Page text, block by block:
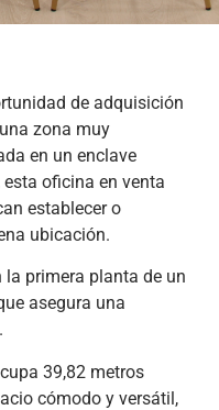
de adquisición
zona muy
en un enclave
oficina en venta
establecer o
ubicación.
la primera planta de un
asegura una
39,82 metros
cómodo y versátil,